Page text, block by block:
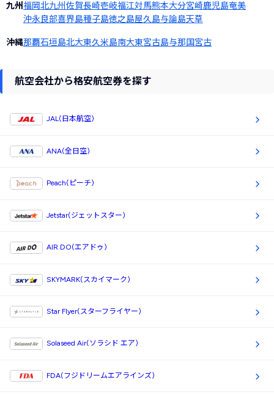
九州福岡北九州佐賀長崎壱岐福江対馬熊本大分宮崎鹿児島奄美
沖永良部喜界島種子島徳之島屋久島与論島天草
沖縄那覇石垣島北大東久米島南大東宮古島与那国宮古
航空会社から格安航空券を探す
JAL(日本航空)
ANA(全日空)
Peach(ピーチ)
Jetstar(ジェットスター)
AIR DO(エアドゥ)
SKYMARK(スカイマーク)
Star Flyer(スターフライヤー)
Solaseed Air(ソラシド エア)
FDA(フジドリームエアラインズ)